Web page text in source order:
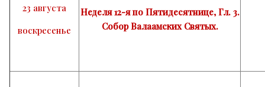
23 августа
воскресенье
Неделя 12-я по Пятидесятнице, Гл. 3.
Собор Валаамских Святых.